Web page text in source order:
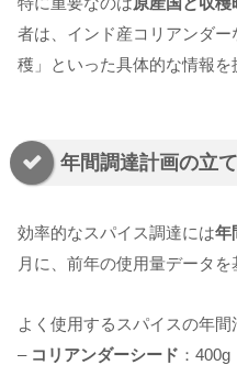
者は、インド産コリアンダ
穫」といった具体的な情報を
年間調達計画の立
効率的なスパイス調達には年
月に、前年の使用量データを
よく使用するスパイスの年間
– コリアンダーシード ：